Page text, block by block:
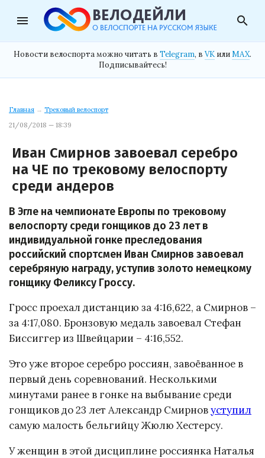
menu search
Новости велоспорта можно читать в Telegram, в VK илиMAX.
Подписывайтесь!
Главная → Трековый велоспорт
21/08/2018 — 18:39
Иван Смирнов завоевал серебро
на ЧЕ по трековому велоспорту
среди андеров
В Эгле на чемпионате Европы по трековому
велоспорту среди гонщиков до 23 лет в
индивидуальной гонке преследования
российский спортсмен Иван Смирнов завоевал
серебряную награду, уступив золото немецкому
гонщику Феликсу Гроссу.
Гросс проехал дистанцию за 4:16,622, а Смирнов –
за 4:17,080. Бронзовую медаль завоевал Стефан
Биссиггер из Швейцарии – 4:16,552.
Это уже второе серебро россиян, завоёванное в
первый день соревнований. Несколькими
минутами ранее в гонке на выбывание среди
гонщиков до 23 лет Александр Смирновуступил
самую малость бельгийцу Жюлю Хестерсу.
У женщин в этой дисциплине россиянка Наталья